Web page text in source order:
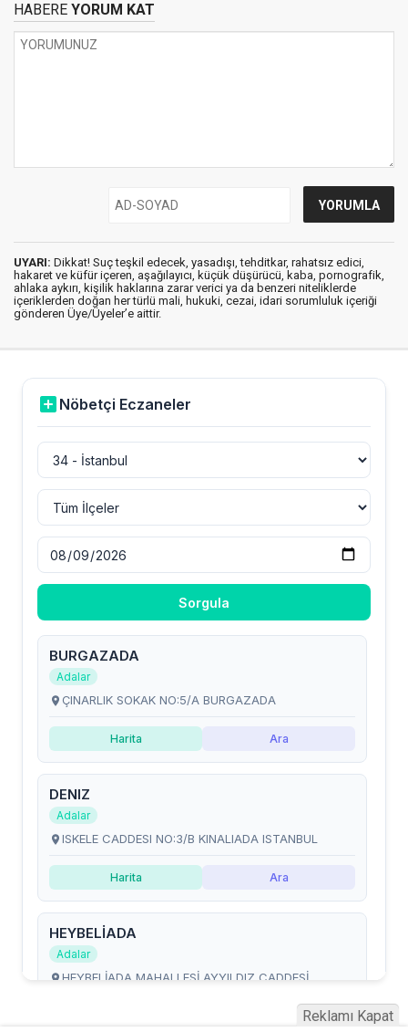
HABERE YORUM KAT
UYARI: Dikkat! Suç teşkil edecek, yasadışı, tehditkar, rahatsız edici,
hakaret ve küfür içeren, aşağılayıcı, küçük düşürücü, kaba, pornografik,
ahlaka aykırı, kişilik haklarına zarar verici ya da benzeri niteliklerde
içeriklerden doğan her türlü mali, hukuki, cezai, idari sorumluluk içeriği
gönderen Üye/Üyeler’e aittir.
Reklamı Kapat